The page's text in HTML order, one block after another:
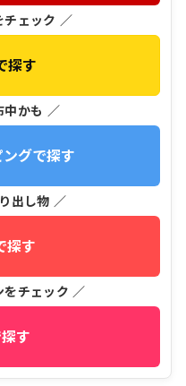
チェック ／
探す
中かも ／
グで探す
出し物 ／
探す
をチェック ／
す